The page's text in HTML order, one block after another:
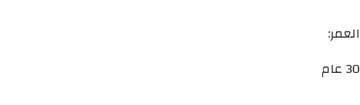
العمر:
30 عام